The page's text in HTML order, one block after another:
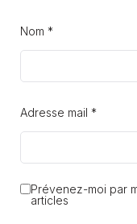
Nom *
Adresse mail *
Prévenez-moi par
articles